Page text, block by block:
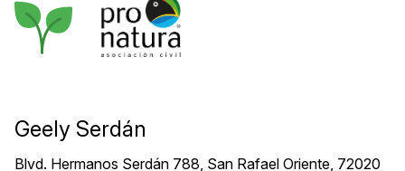
Geely Serdán
Blvd. Hermanos Serdán 788, San Rafael Oriente, 72020